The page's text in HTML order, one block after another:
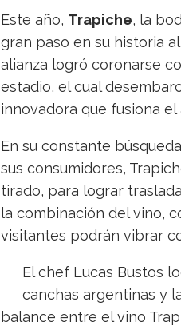
Este año, Trapiche, la
gran paso en su historia
alianza logró coronarse
estadio, el cual
innovadora que fusiona
En su constante
sus consumidores,
tirado, para lograr
la combinación del vino,
visitantes podrán vibrar
El chef Lucas Bustos
canchas argentinas y
balance entre el vino